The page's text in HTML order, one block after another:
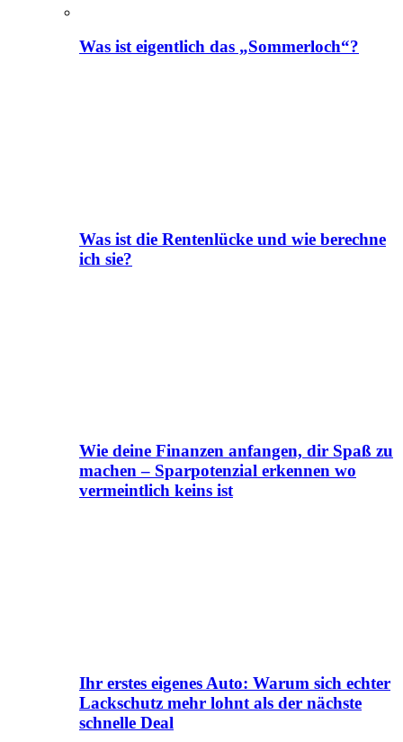
Was ist eigentlich das „Sommerloch“?
Was ist die Rentenlücke und wie berechne
ich sie?
Wie deine Finanzen anfangen, dir Spaß zu
machen – Sparpotenzial erkennen wo
vermeintlich keins ist
Ihr erstes eigenes Auto: Warum sich echter
Lackschutz mehr lohnt als der nächste
schnelle Deal